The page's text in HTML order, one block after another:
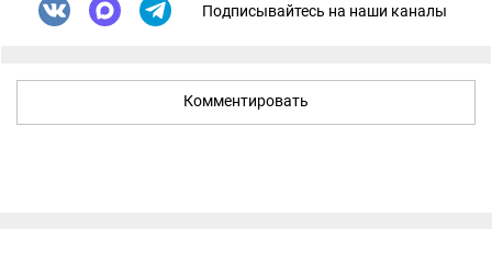
Подписывайтесь на наши каналы
Комментировать